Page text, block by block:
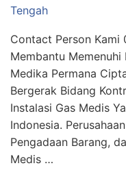
Contact Person Kami
Membantu Memenuhi
Medika Permana
Bergerak Bidang
Instalasi Gas Medis
Indonesia.
Pengadaan Barang,
Medis …